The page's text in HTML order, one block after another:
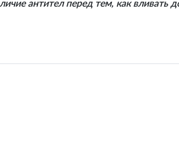
антител перед тем, как вливать